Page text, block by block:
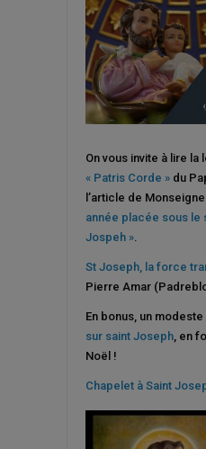
On vous invite à lire
« Patris Corde »du
l’article de
année placée sous le
Jospeh ».
St Joseph, la force
Pierre Amar
En bonus, un modeste
sur saint Joseph, en
Noël !
Chapelet à Saint